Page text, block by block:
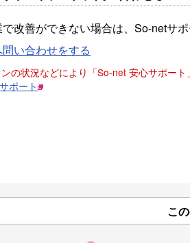
改善ができない場合は、So-netサ
い合わせをする
の状況などにより「So-net 安心サポー
ポート
こ